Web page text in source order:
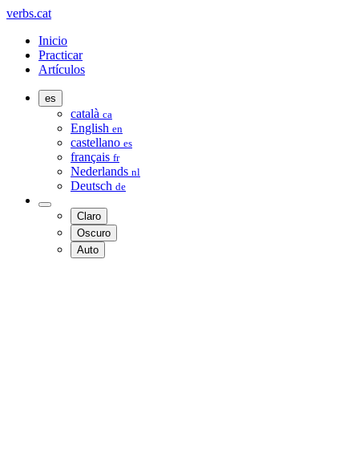
verbs.cat
Inicio
Practicar
Artículos
es
català ca
English en
castellano es
français fr
Nederlands nl
Deutsch de
Claro
Oscuro
Auto